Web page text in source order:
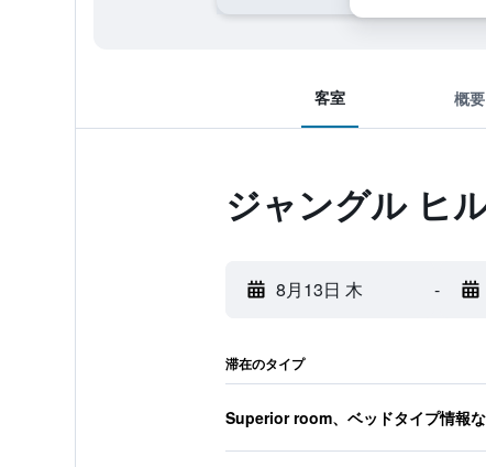
客室 概要
ジャングル ヒ
8月13日 木 -
滞在のタイプ
Superior room、ベッドタイプ情報